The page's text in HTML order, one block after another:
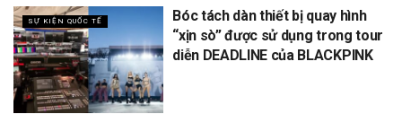
SỰ KIỆN QUỐC TẾ
Bóc tách dàn thiết bị quay hình
“xịn sò” được sử dụng trong tour
diễn DEADLINE của BLACKPINK